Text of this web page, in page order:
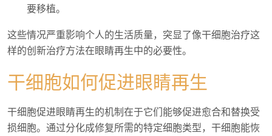
要移植。
这些情况严重影响个人的生活质量，突显了像干细胞治疗这
样的创新治疗方法在眼睛再生中的必要性。
干细胞如何促进眼睛再生
干细胞促进眼睛再生的机制在于它们能够促进愈合和替换受
损细胞。通过分化成修复所需的特定细胞类型，干细胞能恢